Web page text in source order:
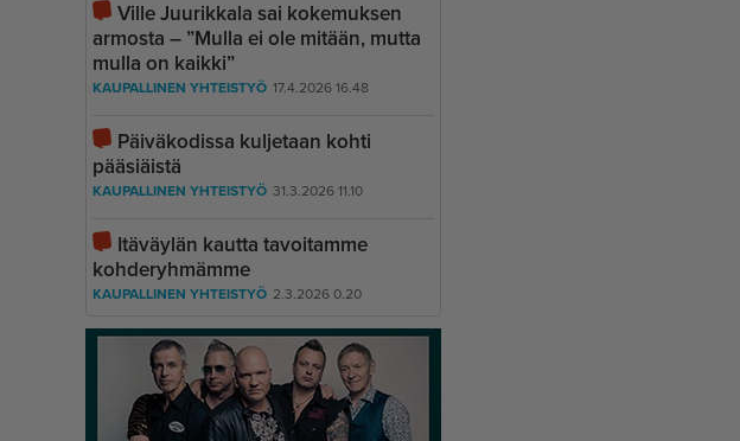
Ville Juurikkala sai kokemuksen
armosta – ”Mulla ei ole mitään, mutta
mulla on kaikki”
KAUPALLINEN YHTEISTYÖ 17.4.2026 16.48
Päiväkodissa kuljetaan kohti
pääsiäistä
KAUPALLINEN YHTEISTYÖ 31.3.2026 11.10
Itäväylän kautta tavoitamme
kohderyhmämme
KAUPALLINEN YHTEISTYÖ 2.3.2026 0.20